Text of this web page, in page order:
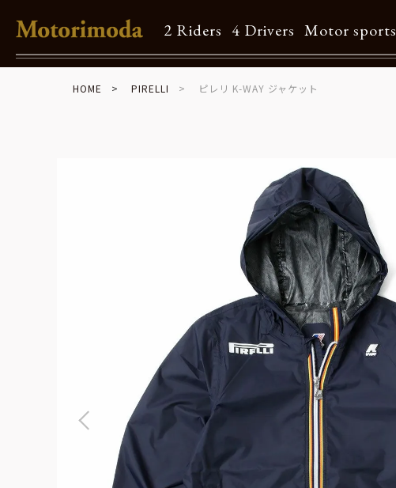
2 Riders 4 Drivers Motor sports
Shop Info
HOME PIRELLI ピレリ K-WAY ジャケット